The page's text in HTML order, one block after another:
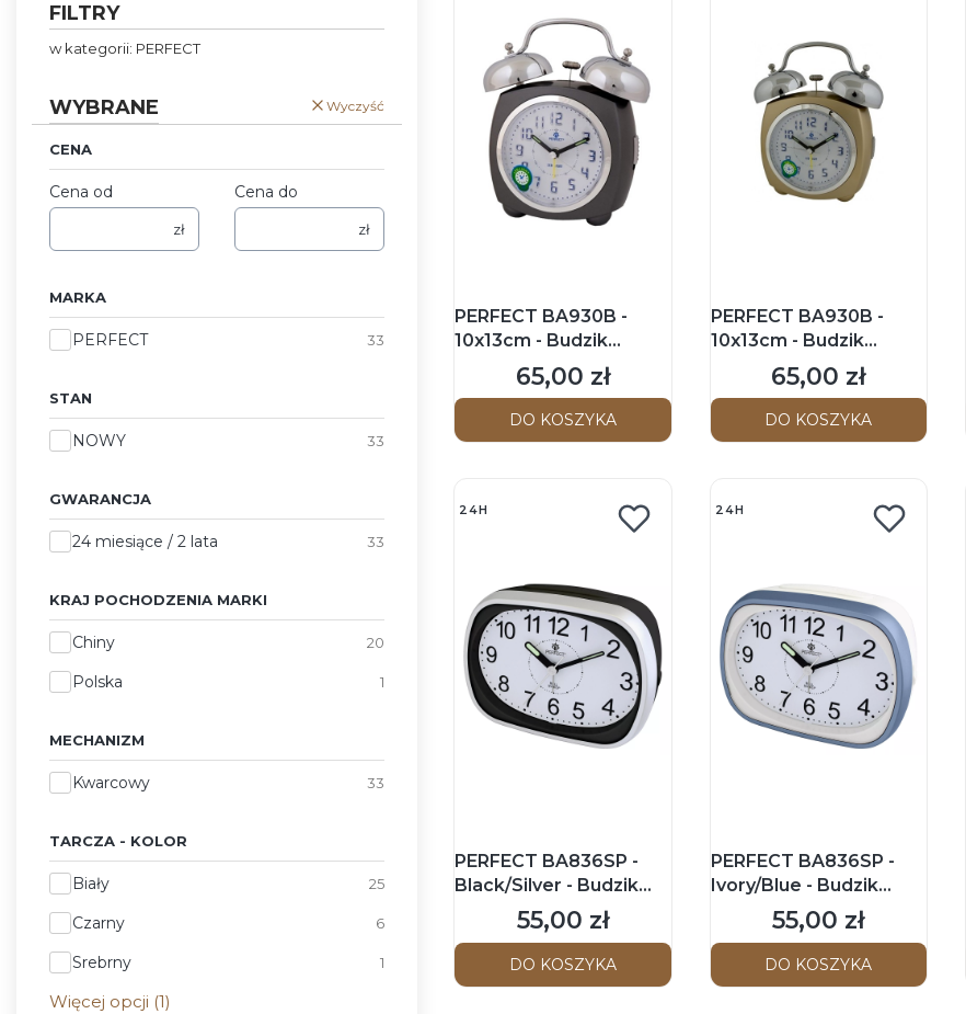
FILTRY
w kategorii: PERFECT
WYBRANE Wyczyść
CENA
Cena od
zł
Cena do
zł
MARKA
Marka
PERFECT 33
STAN
StanNOWY 33
GWARANCJA
Gwarancja
24 miesiące / 2 lata 33
KRAJ POCHODZENIA MARKI
Kraj pochodzenia marki
Chiny 20
Polska 1
MECHANIZM
Mechanizm
Kwarcowy 33
TARCZA - KOLOR
Tarcza - Kolor
Biały 25
Czarny 6
Srebrny 1
Więcej opcji (1)
PERFECT BA930B -
10x13cm - Budzik
wskazówkowy - Czarny
Cena
65,00 zł
DO KOSZYKA
PERFECT BA930B -
10x13cm - Budzik
wskazówkowy - Złoty
Cena
65,00 zł
DO KOSZYKA
24H
PERFECT BA836SP -
Black/Silver - Budzik
wskazówkowy
Cena
55,00 zł
DO KOSZYKA
24H
PERFECT BA836SP -
Ivory/Blue - Budzik
wskazówkowy
Cena
55,00 zł
DO KOSZYKA